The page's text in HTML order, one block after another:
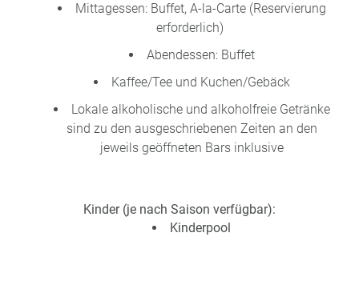
Mittagessen: Buffet, A-la-Carte (Reservierung
erforderlich)
Abendessen: Buffet
Kaffee/Tee und Kuchen/Gebäck
Lokale alkoholische und alkoholfreie Getränke
sind zu den ausgeschriebenen Zeiten an den
jeweils geöffneten Bars inklusive
Kinder (je nach Saison verfügbar):
Kinderpool